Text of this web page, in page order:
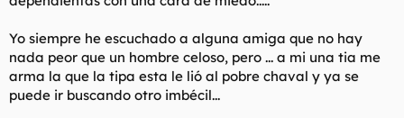
Yo siempre he escuchado a alguna amiga que no hay
nada peor que un hombre celoso, pero ... a mi una tia me
arma la que la tipa esta le lió al pobre chaval y ya se
puede ir buscando otro imbécil...